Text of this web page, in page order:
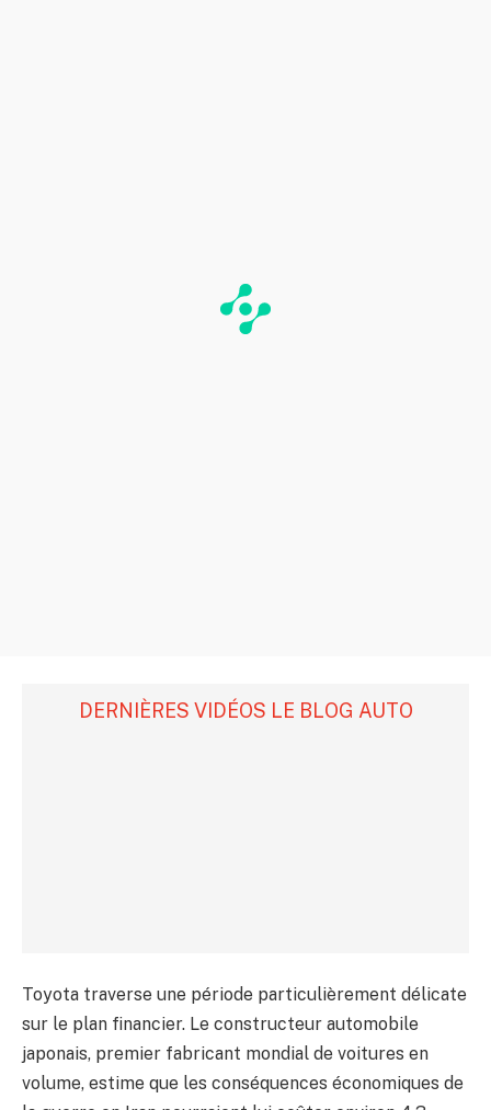
DERNIÈRES VIDÉOS LE BLOG AUTO
Toyota traverse une période particulièrement délicate
sur le plan financier. Le constructeur automobile
japonais, premier fabricant mondial de voitures en
volume, estime que les conséquences économiques de